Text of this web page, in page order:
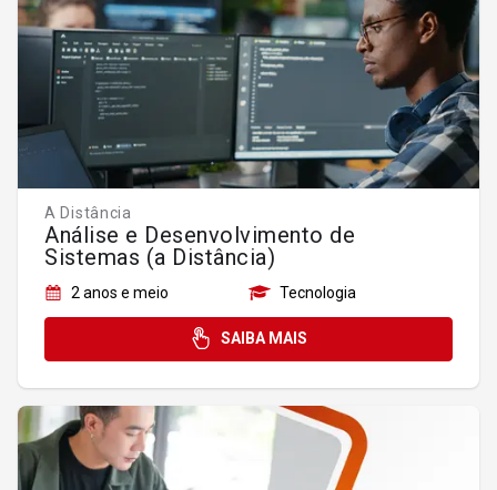
A Distância
Análise e Desenvolvimento de
Sistemas (a Distância)
2 anos e meio Tecnologia
SAIBA MAIS